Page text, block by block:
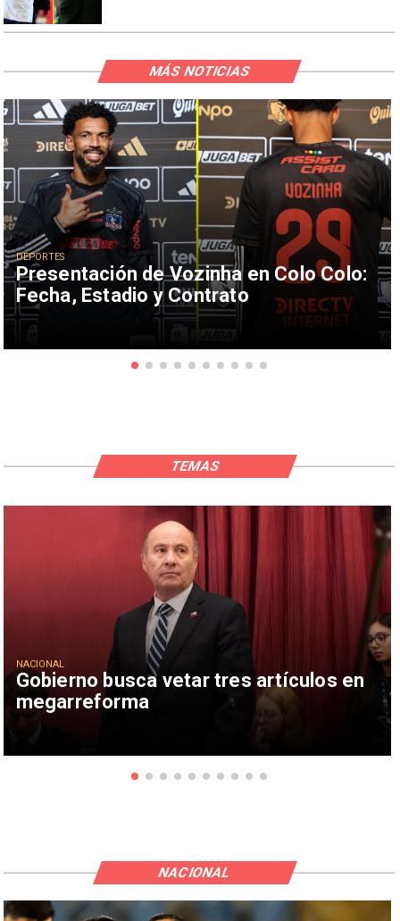
Presentación de Vozinha en Colo Colo:
Fecha, Estadio y Contrato
DEPORTES
MÁS NOTICIAS
Gobierno busca vetar tres artículos en
megarreforma
NACIONAL
TEMAS
NACIONAL